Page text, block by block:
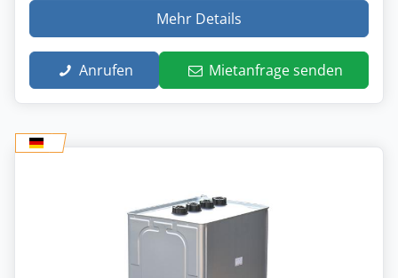
Mehr Details
Anrufen Mietanfrage senden